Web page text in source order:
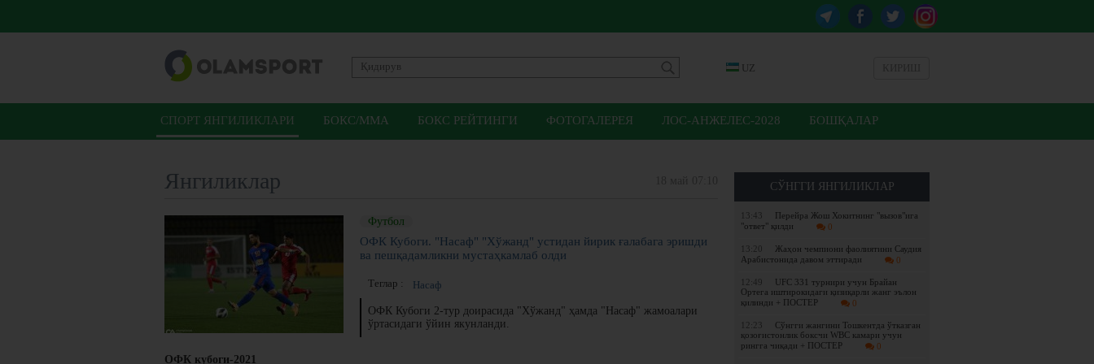
UZ
СПОРТ ЯНГИЛИКЛАРИ БОКС/ММА БОКС РЕЙТИНГИ ФОТОГАЛЕРЕЯ ЛОС-АНЖЕЛЕС-2028 БОШҚАЛАР
СЎНГГИ ЯНГИЛИКЛАР
13:43
Перейра Жош Хокитнинг "вызов"ига
"ответ" қилди
0
13:20
Жаҳон чемпиони фаолиятини Саудия
Арабистонида давом эттиради
0
12:49
UFC 331 турнири учун Брайан
Ортега иштирокидаги қизиқарли жанг эълон
қилинди + ПОСТЕР
0
12:23
Сўнгги жангини Тошкентда ўтказган
қозоғистонлик боксчи WBC камари учун
рингга чиқади + ПОСТЕР
0
Янгиликлар
Футбол
ОФК Кубоги. "Насаф" "Хўжанд" устидан йирик ғалабага эришди
ва пешқадамликни мустаҳкамлаб олди
Теглар : Насаф
ОФК Кубоги 2-тур доирасида "Хўжанд" ҳамда "Насаф" жамоалари
ўртасидаги ўйин якунланди.
ОФК кубоги-2021